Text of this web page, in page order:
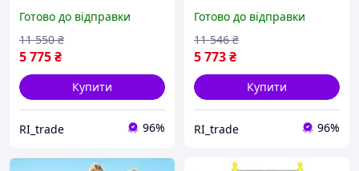
сплетеною сіткою для
малюків від падінь і
травм для дому та вулиці
Готово до відправки
5 775₴
11 550 ₴
Купити
RI_trade 96%
оцинкованих пружинах
для домашнього
використання в саду
Готово до відправки
5 773₴
11 546 ₴
Купити
RI_trade 96%